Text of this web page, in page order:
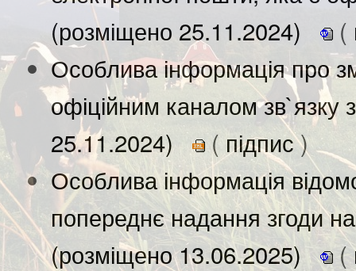
(розміщено 25.11.2024)
(
Особлива інформація про
офіційним каналом зв`язку
25.11.2024)
( підпис)
Особлива інформація
попереднє надання згоди
(розміщено 13.06.2025)
(